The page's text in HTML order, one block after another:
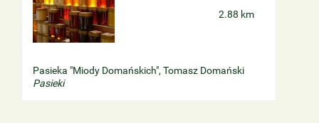
2.88 km
Pasieka "Miody Domańskich", Tomasz Domański
Pasieki